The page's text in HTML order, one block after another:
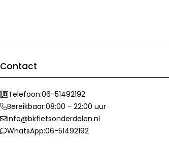
Contact
Telefoon:06-51492192
Bereikbaar:08:00 - 22:00 uur
info@bkfietsonderdelen.nl
WhatsApp:06-51492192